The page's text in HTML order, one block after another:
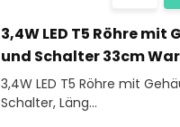
3,4W LED T5 Röhre mit
und Schalter 33cm
3,4W LED T5 Röhre mit
Schalter, Läng...